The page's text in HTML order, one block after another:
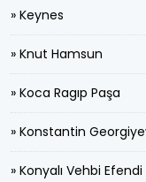
» Keynes
» Knut Hamsun
» Koca Ragıp Paşa
» Konstantin
» Konyalı Vehbi Efendi